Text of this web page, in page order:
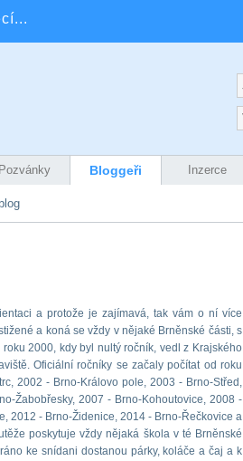
Pozvánky Bloggeři Inzerce
a protože je zajímavá, tak vám o ní více
a koná se vždy v nějaké Brněnské části, s
2000, kdy byl nultý ročník, vedl z Krajského
Oficiální ročníky se začaly počítat od roku
2002 - Brno-Královo pole, 2003 - Brno-Střed,
Žabobřesky, 2007 - Brno-Kohoutovice, 2008 -
2012 - Brno-Židenice, 2014 - Brno-Řečkovice a
poskytuje vždy nějaká škola v té Brněnské
ke snídani dostanou párky, koláče a čaj a k